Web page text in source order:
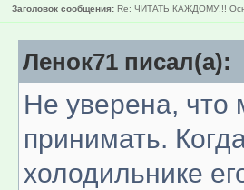
Заголовок сообщения: Re: ЧИТАТЬ КАЖДОМУ!!!
Ленок71 писал(а):
Не уверена, что
принимать.
холодильнике